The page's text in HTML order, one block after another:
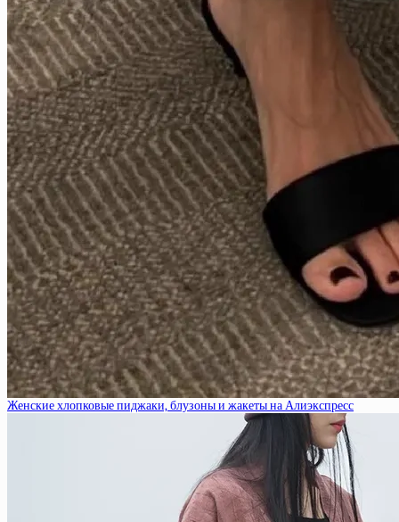
Женские хлопковые пиджаки, блузоны и жакеты на Алиэкспресс